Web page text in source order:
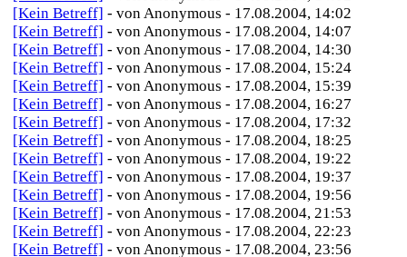
[Kein Betreff] - von Anonymous - 17.08.2004, 14:02
[Kein Betreff] - von Anonymous - 17.08.2004, 14:07
[Kein Betreff] - von Anonymous - 17.08.2004, 14:30
[Kein Betreff] - von Anonymous - 17.08.2004, 15:24
[Kein Betreff] - von Anonymous - 17.08.2004, 15:39
[Kein Betreff] - von Anonymous - 17.08.2004, 16:27
[Kein Betreff] - von Anonymous - 17.08.2004, 17:32
[Kein Betreff] - von Anonymous - 17.08.2004, 18:25
[Kein Betreff] - von Anonymous - 17.08.2004, 19:22
[Kein Betreff] - von Anonymous - 17.08.2004, 19:37
[Kein Betreff] - von Anonymous - 17.08.2004, 19:56
[Kein Betreff] - von Anonymous - 17.08.2004, 21:53
[Kein Betreff] - von Anonymous - 17.08.2004, 22:23
[Kein Betreff] - von Anonymous - 17.08.2004, 23:56